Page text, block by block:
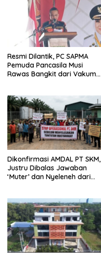
Resmi Dilantik, PC SAPMA
Pemuda Pancasila Musi
Rawas Bangkit dari Vakum
Dikonfirmasi AMDAL PT SKM,
Justru Dibalas Jawaban
‘Muter’ dan Nyeleneh dari